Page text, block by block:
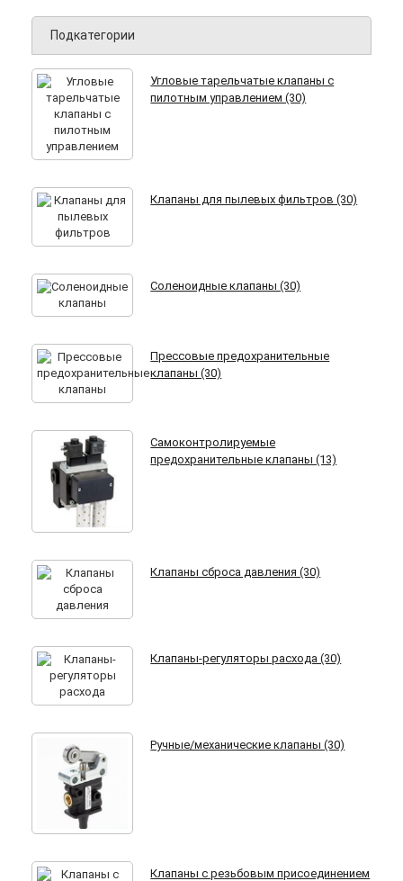
Подкатегории
Угловые тарельчатые клапаны с
пилотным управлением (30)
Клапаны для пылевых фильтров (30)
Соленоидные клапаны (30)
Прессовые предохранительные
клапаны (30)
Самоконтролируемые
предохранительные клапаны (13)
Клапаны сброса давления (30)
Клапаны-регуляторы расхода (30)
Ручные/механические клапаны (30)
Клапаны с резьбовым присоединением